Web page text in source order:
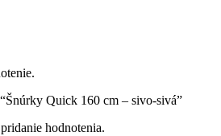
Quick 160 cm – sivo-sivá”
hodnotenia.